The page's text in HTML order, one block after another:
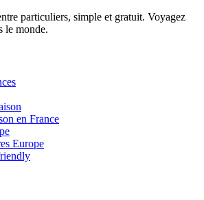
particuliers, simple et gratuit. Voyagez
le monde.
en France
Europe